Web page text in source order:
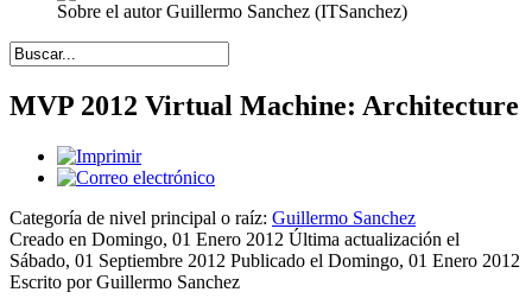
Sobre el autor Guillermo Sanchez (ITSanchez)
MVP 2012 Virtual Machine: Architecture
Categoría de nivel principal o raíz: Guillermo Sanchez
Creado en Domingo, 01 Enero 2012 Última actualización el
Sábado, 01 Septiembre 2012 Publicado el Domingo, 01 Enero 2012
Escrito por Guillermo Sanchez